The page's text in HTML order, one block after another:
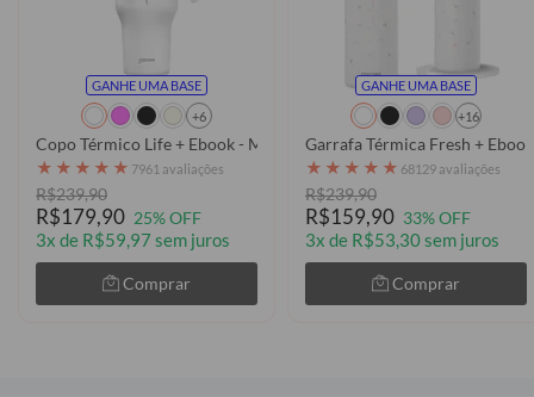
GANHE UMA BASE
+6
Copo Térmico Life + Ebook - Manuscrita
★ ★ ★ ★ ★ 7961 avaliações
R$239,90
R$179,90 25% OFF
3x de R$59,97 sem juros
Comprar
GANHE UMA BASE
+16
Garrafa Térmica Fresh +
★ ★ ★ ★ ★ 68129 avaliações
R$239,90
R$159,90 33% OFF
3x de R$53,30 sem juros
Comprar